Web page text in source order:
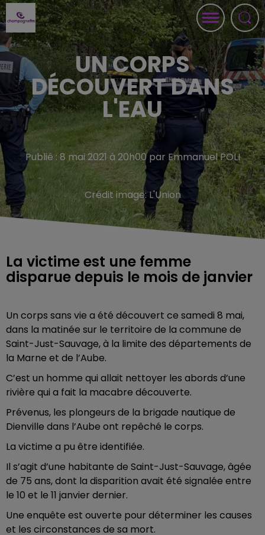
UN CORPS
DÉCOUVERT DANS
L'EAU
Publié : 8 mai 2021 à 20h00 par Emmanuel POLI
Crédit image:L'Union
La victime est une femme
disparue depuis le mois de janvier
Un corps sans vie a été découvert ce samedi 8 mai,
dans la matinée sur le territoire de la commune de
Saint-Just-Sauvage, à la limite des départements de
la Marne et de l’Aube.
C’est un homme qui allait nettoyer les abords d’une
rivière qui a fait la macabre découverte.
Prévenus, les plongeurs de la brigade nautique de
Dienville dans l’Aube ont repêché le corps.
La victime a pu être identifiée.
Il s’agit d’une habitante de Saint-Just-Sauvage, âgée
de 75 ans, dont la disparition avait été signalée entre
le 10 et le 11 janvier dernier.
Une enquête est ouverte pour déterminer les causes
et les circonstances de sa mort.